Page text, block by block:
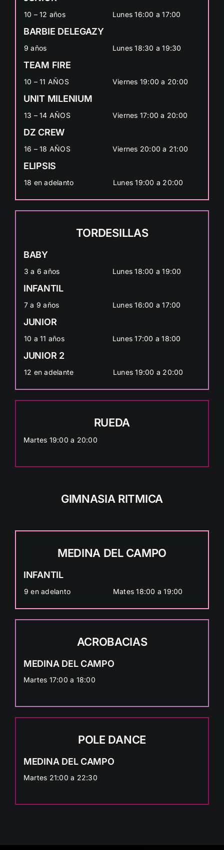
10 – 12 años Lunes 16:00 a 17:00
BARBIE DELEGAZY
9 años Lunes 18:30 a 19:30
TEAM FIRE
10 – 11 AÑOS Viernes 19:00 a 20:00
UNIT MILENIUM
13 – 14 AÑOS Viernes 17:00 a 20:00
DZ CREW
16 – 18 AÑOS Viernes 20:00 a 21:00
ELIPSIS
18 en adelanto Lunes 19:00 a 20:00
TORDESILLAS
BABY
3 a 6 años Lunes 18:00 a 19:00
INFANTIL
7 a 9 años Lunes 16:00 a 17:00
JUNIOR
10 a 11 años Lunes 17:00 a 18:00
JUNIOR 2
12 en adelante Lunes 19:00 a 20:00
RUEDA
Martes 19:00 a 20:00
GIMNASIA RITMICA
MEDINA DEL CAMPO
INFANTIL
9 en adelanto Mates 18:00 a 19:00
ACROBACIAS
MEDINA DEL CAMPO
Martes 17:00 a 18:00
POLE DANCE
MEDINA DEL CAMPO
Martes 21:00 a 22:30